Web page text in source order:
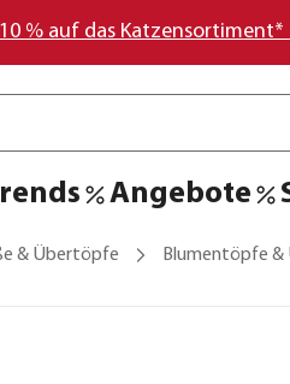
10 % auf das
Angebote
& Übertöpfe Blumentöpfe